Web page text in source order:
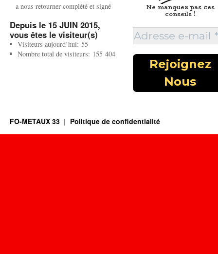
a nous retourner complété et signé
Depuis le 15 JUIN 2015,
vous êtes le visiteur(s)
Visiteurs aujourd’hui: 55
Nombre total de visiteurs: 155 404
Ne manquez pas ces
conseils !
FO-METAUX 33 Politique de confidentialité